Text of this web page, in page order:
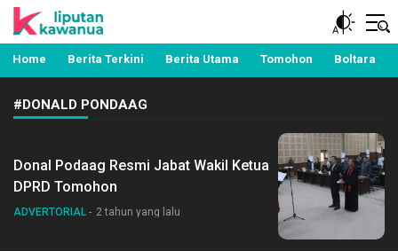
Liputan Kawanua
Berita Manado, Sulawesi Utara, Kawanua, Politik,
Pemerintahan, Hukum Kriminal dan Nasional
Home Berita Terkini Berita Utama Tomohon Boltara
#DONALD PONDAAG
Donal Podaag Resmi Jabat Wakil Ketua
DPRD Tomohon
ADVERTORIAL 2 tahun yang lalu